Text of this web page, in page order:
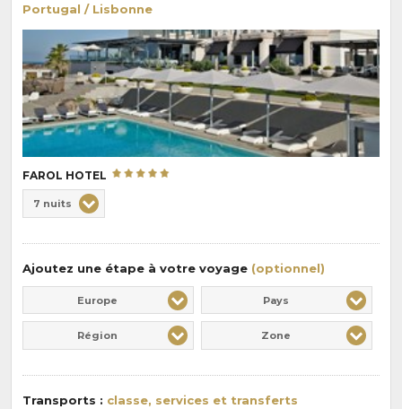
Portugal / Lisbonne
FAROL HOTEL
de
pension
7 nuits
Ajoutez une étape à votre voyage (optionnel)
Europe Pays
Région Zone
Transports : classe, services et transferts